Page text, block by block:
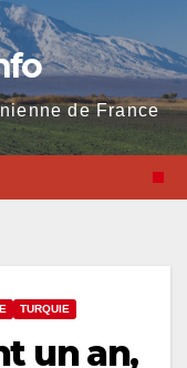
de France
TURQUIE
un an,